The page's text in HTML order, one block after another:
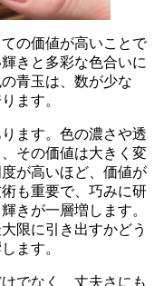
の価値が高いことで
きと多彩な色合いに
青玉は、数が少な
ます。
ます。 色の濃さや透
その価値は大きく変
が高いほど、価値が
も重要で、巧みに研
きが一層増します。
限に引き出すかどう
ます。
でなく、丈夫さにも